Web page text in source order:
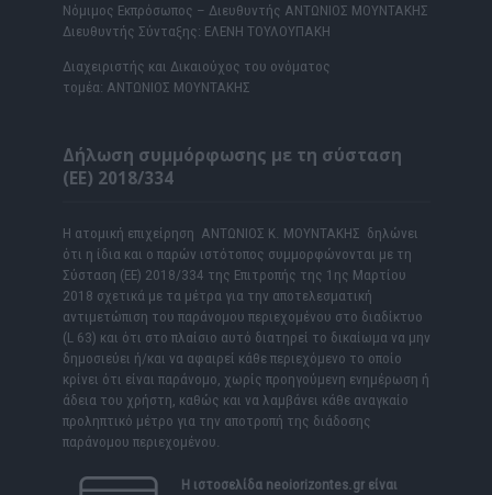
Νόμιμος Εκπρόσωπος – Διευθυντής ΑΝΤΩΝΙΟΣ ΜΟΥΝΤΑΚΗΣ
Διευθυντής Σύνταξης: ΕΛΕΝΗ ΤΟΥΛΟΥΠΑΚΗ
Διαχειριστής και Δικαιούχος του ονόματος
τομέα: ΑΝΤΩΝΙΟΣ ΜΟΥΝΤΑΚΗΣ
Δήλωση συμμόρφωσης με τη σύσταση
(ΕΕ) 2018/334
Η ατομική επιχείρηση ΑΝΤΩΝΙΟΣ Κ. ΜΟΥΝΤΑΚΗΣ δηλώνει
ότι η ίδια και ο παρών ιστότοπος συμμορφώνονται με τη
Σύσταση (ΕΕ) 2018/334 της Επιτροπής της 1ης Μαρτίου
2018 σχετικά με τα μέτρα για την αποτελεσματική
αντιμετώπιση του παράνομου περιεχομένου στο διαδίκτυο
(L 63) και ότι στο πλαίσιο αυτό διατηρεί το δικαίωμα να μην
δημοσιεύει ή/και να αφαιρεί κάθε περιεχόμενο το οποίο
κρίνει ότι είναι παράνομο, χωρίς προηγούμενη ενημέρωση ή
άδεια του χρήστη, καθώς και να λαμβάνει κάθε αναγκαίο
προληπτικό μέτρο για την αποτροπή της διάδοσης
παράνομου περιεχομένου.
Η ιστοσελίδα neoiorizontes.grείναι